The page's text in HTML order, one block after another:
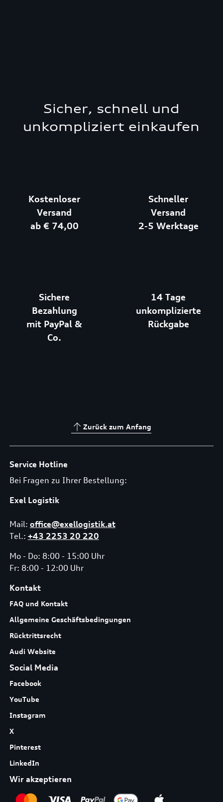
Sicher, schnell und
unkompliziert einkaufen
Kostenloser
Versand
ab € 74,00
Schneller
Versand
2-5 Werktage
Sichere
Bezahlung
mit PayPal &
Co.
14 Tage
unkomplizierte
Rückgabe
Zurück zum Anfang
Service Hotline
Bei Fragen zu Ihrer Bestellung:
Exel Logistik
Mail: office@exellogistik.at
Tel.: +43 2253 20 220
Mo - Do: 8:00 - 15:00 Uhr
Fr: 8:00 - 12:00 Uhr
Kontakt
FAQ und Kontakt
Allgemeine Geschäftsbedingungen
Rücktrittsrecht
Audi Website
Social Media
Facebook
YouTube
Instagram
X
Pinterest
LinkedIn
Wir akzeptieren